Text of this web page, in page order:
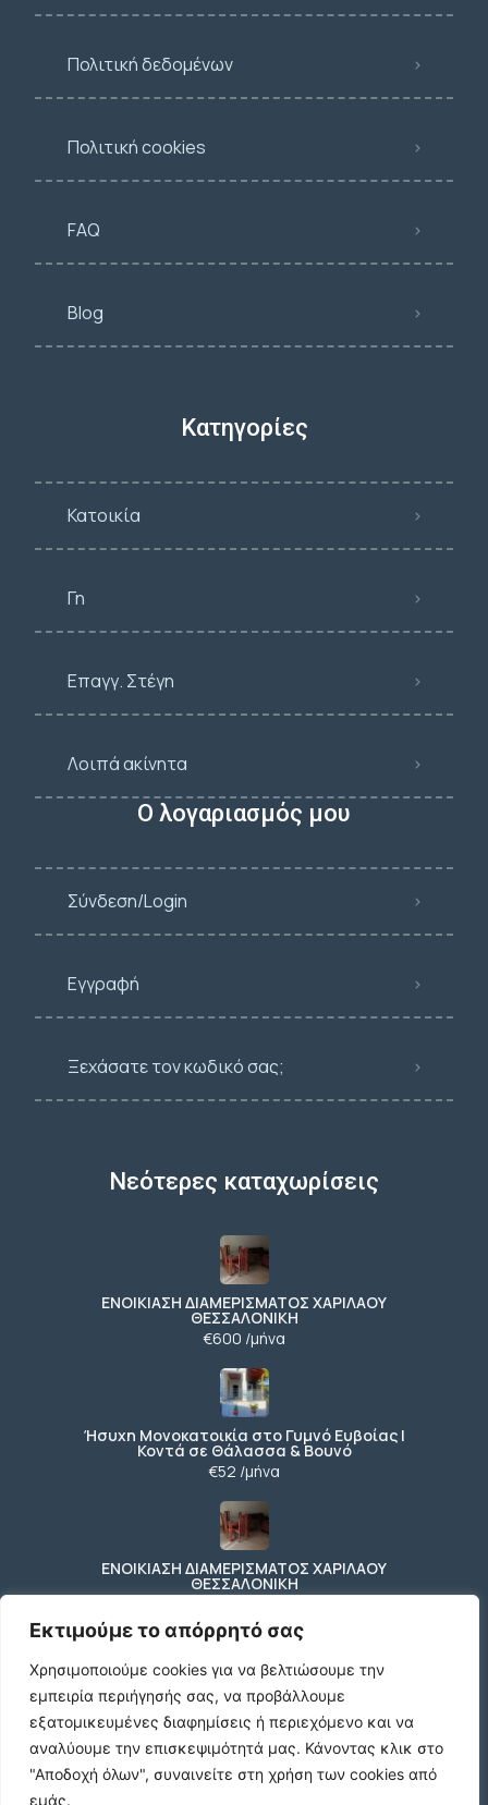
Εκτιμούμε το απόρρητό σας
Χρησιμοποιούμε cookies για να βελτιώσουμε την
εμπειρία περιήγησής σας, να προβάλλουμε
εξατομικευμένες διαφημίσεις ή περιεχόμενο και να
αναλύουμε την επισκεψιμότητά μας. Κάνοντας κλικ στο
"Αποδοχή όλων", συναινείτε στη χρήση των cookies από
εμάς.
Πολιτική δεδομένων
Πολιτική cookies
FAQ
Blog
Κατηγορίες
Κατοικία
Γη
Επαγγ. Στέγη
Λοιπά ακίνητα
Ο λογαριασμός μου
Σύνδεση/Login
Εγγραφή
Ξεχάσατε τον κωδικό σας;
Νεότερες καταχωρίσεις
ΕΝΟΙΚΙΑΣΗ ΔΙΑΜΕΡΙΣΜΑΤΟΣ ΧΑΡΙΛΑΟΥ
ΘΕΣΣΑΛΟΝΙΚΗ
€600 /μήνα
Ήσυχη Μονοκατοικία στο Γυμνό Ευβοίας |
Κοντά σε Θάλασσα & Βουνό
€52 /μήνα
ΕΝΟΙΚΙΑΣΗ ΔΙΑΜΕΡΙΣΜΑΤΟΣ ΧΑΡΙΛΑΟΥ
ΘΕΣΣΑΛΟΝΙΚΗ
Κωδικος ακινητου Μ480 καταστημα στον
Ευοσμο
€500 /μήνα